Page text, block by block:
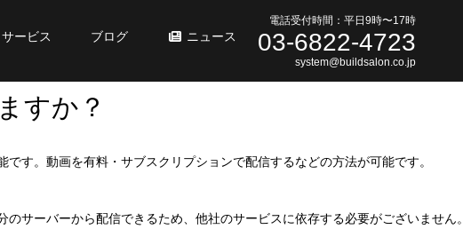
サービス ブログ ニュース
電話受付時間：平日9時〜17時
03-6822-4723
system@buildsalon.co.jp
すか？
す。動画を有料・サブスクリプションで配信するなどの方法が可能です。
サーバーから配信できるため、他社のサービスに依存する必要がございません。